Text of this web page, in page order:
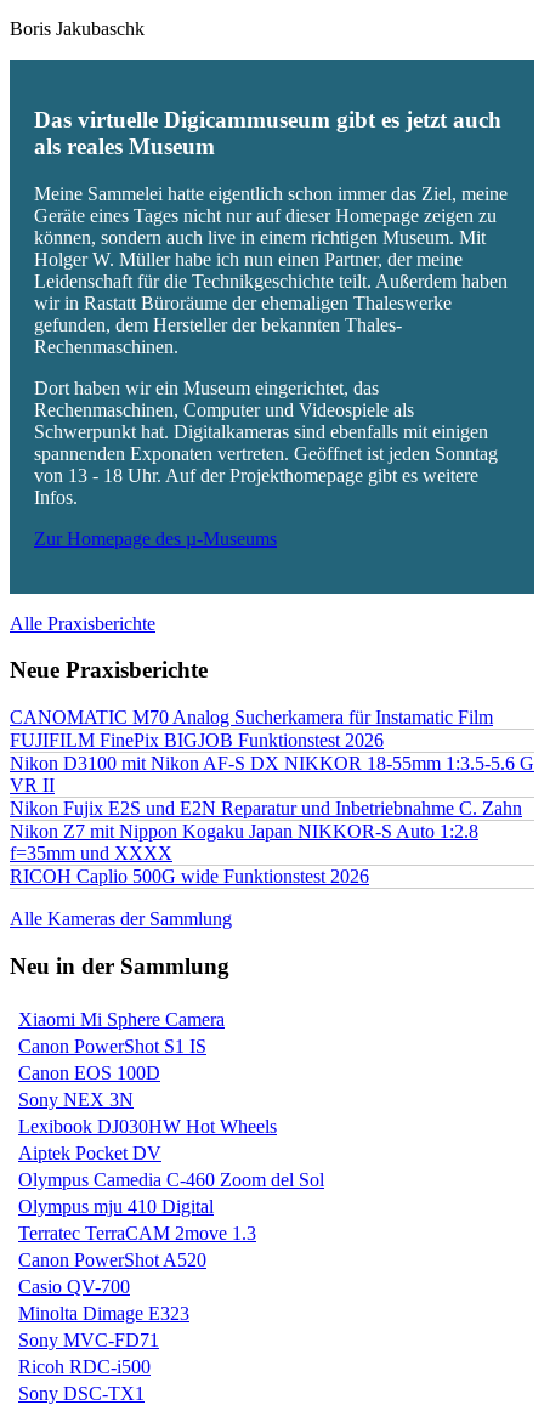
Boris Jakubaschk
Das virtuelle Digicammuseum gibt es jetzt auch
als reales Museum
Meine Sammelei hatte eigentlich schon immer das Ziel, meine
Geräte eines Tages nicht nur auf dieser Homepage zeigen zu
können, sondern auch live in einem richtigen Museum. Mit
Holger W. Müller habe ich nun einen Partner, der meine
Leidenschaft für die Technikgeschichte teilt. Außerdem haben
wir in Rastatt Büroräume der ehemaligen Thaleswerke
gefunden, dem Hersteller der bekannten Thales-
Rechenmaschinen.
Dort haben wir ein Museum eingerichtet, das
Rechenmaschinen, Computer und Videospiele als
Schwerpunkt hat. Digitalkameras sind ebenfalls mit einigen
spannenden Exponaten vertreten. Geöffnet ist jeden Sonntag
von 13 - 18 Uhr. Auf der Projekthomepage gibt es weitere
Infos.
Zur Homepage des µ-Museums
Alle Praxisberichte
Neue Praxisberichte
CANOMATIC M70 Analog Sucherkamera für Instamatic Film
FUJIFILM FinePix BIGJOB Funktionstest 2026
Nikon D3100 mit Nikon AF-S DX NIKKOR 18-55mm 1:3.5-5.6 G
VR II
Nikon Fujix E2S und E2N Reparatur und Inbetriebnahme C. Zahn
Nikon Z7 mit Nippon Kogaku Japan NIKKOR-S Auto 1:2.8
f=35mm und XXXX
RICOH Caplio 500G wide Funktionstest 2026
Alle Kameras der Sammlung
Neu in der Sammlung
Xiaomi Mi Sphere Camera
Canon PowerShot S1 IS
Canon EOS 100D
Sony NEX 3N
Lexibook DJ030HW Hot Wheels
Aiptek Pocket DV
Olympus Camedia C-460 Zoom del Sol
Olympus mju 410 Digital
Terratec TerraCAM 2move 1.3
Canon PowerShot A520
Casio QV-700
Minolta Dimage E323
Sony MVC-FD71
Ricoh RDC-i500
Sony DSC-TX1